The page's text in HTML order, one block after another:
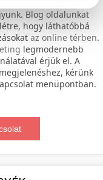
+
scooter repair and
Expert
quality service for
and models.
shop
marketing +
social media
digital advertising.
elektromos
Blog oldalunkat
hogy láthatóbbá
az online térben.
legmodernebb
érjük el. A
kérünk
menüpontban.